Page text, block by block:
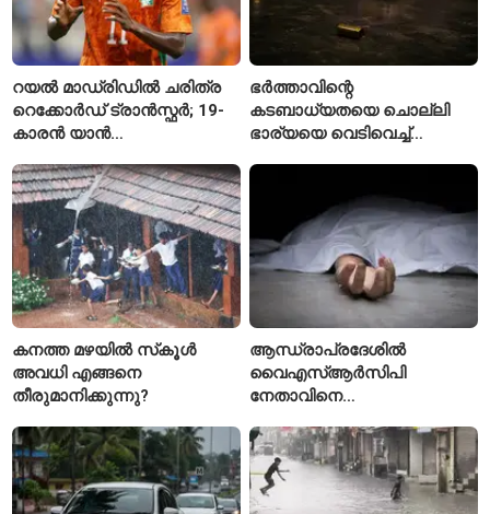
റയൽ മാഡ്രിഡിൽ ചരിത്ര
റെക്കോർഡ് ട്രാൻസ്ഫർ; 19-
കാരൻ യാൻ
സ്വന്തമാക്കി സ്പാനിഷ്
വമ്പന്മാർ
ഭർത്താവിന്റെ
കടബാധ്യതയെ ചൊല്ലി
ഭാര്യയെ വെടിവെച്ച്
കൊലപാതകം
കനത്ത മഴയിൽ സ്‌കൂൾ
അവധി എങ്ങനെ
തീരുമാനിക്കുന്നു?
ആന്ധ്രാപ്രദേശിൽ
വൈഎസ്ആർസിപി
നേതാവിനെ
അന്വേഷണം ആരംഭിച്ച്
പൊലീസ്